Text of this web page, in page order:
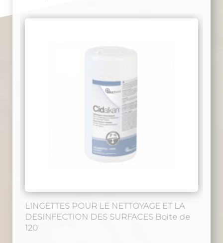
LINGETTES POUR LE NETTOYAGE ET LA
DESINFECTION DES SURFACES Boite de
120